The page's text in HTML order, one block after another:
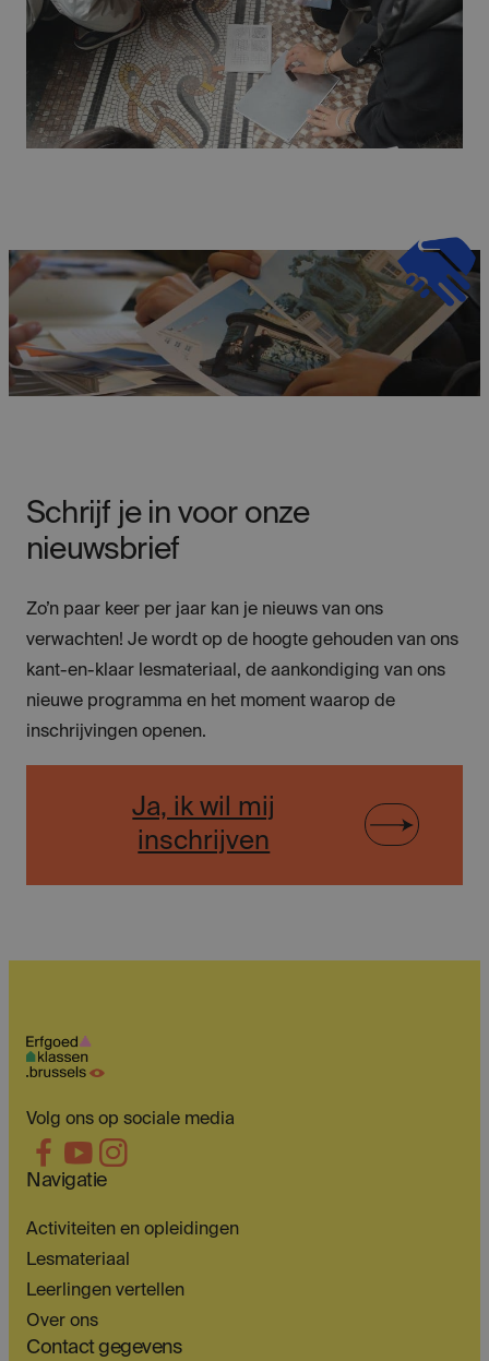
Schrijf je in voor onze
nieuwsbrief
Zo’n paar keer per jaar kan je nieuws van ons
verwachten! Je wordt op de hoogte gehouden van ons
kant-en-klaar lesmateriaal, de aankondiging van ons
nieuwe programma en het moment waarop de
inschrijvingen openen.
Ja, ik wil mij
inschrijven
Volg ons op sociale media
Navigatie
Activiteiten en opleidingen
Lesmateriaal
Leerlingen vertellen
Over ons
Contact gegevens